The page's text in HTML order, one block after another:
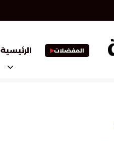
المفضلات الرئيسية